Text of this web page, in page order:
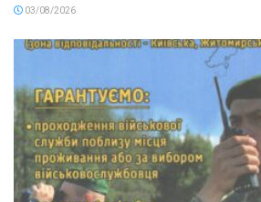
03/08/2026